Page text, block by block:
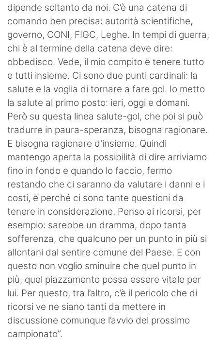
dipende soltanto da noi. C’è una catena di
comando ben precisa: autorità scientifiche,
governo, CONI, FIGC, Leghe. In tempi di guerra,
chi è al termine della catena deve dire:
obbedisco. Vede, il mio compito è tenere tutto
e tutti insieme. Ci sono due punti cardinali: la
salute e la voglia di tornare a fare gol. Io metto
la salute al primo posto: ieri, oggi e domani.
Però su questa linea salute-gol, che poi si può
tradurre in paura-speranza, bisogna ragionare.
E bisogna ragionare d'insieme. Quindi
mantengo aperta la possibilità di dire arriviamo
fino in fondo e quando lo faccio, fermo
restando che ci saranno da valutare i danni e i
costi, è perché ci sono tante questioni da
tenere in considerazione. Penso ai ricorsi, per
esempio: sarebbe un dramma, dopo tanta
sofferenza, che qualcuno per un punto in più si
allontani dal sentire comune del Paese. E con
questo non voglio sminuire che quel punto in
più, quel piazzamento possa essere vitale per
lui. Per questo, tra l’altro, c’è il pericolo che di
ricorsi ve ne siano tanti da mettere in
discussione comunque l’avvio del prossimo
campionato”.